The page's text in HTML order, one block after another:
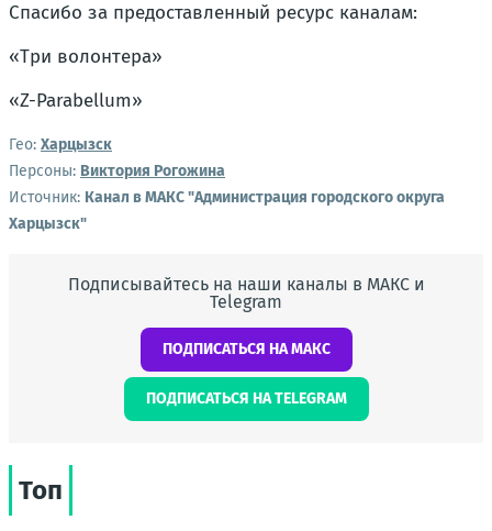
Спасибо за предоставленный ресурс каналам:
«Три волонтера»
«Z-Parabellum»
Гео: Харцызск
Персоны: Виктория Рогожина
Источник: Канал в МАКС "Администрация городского округа
Харцызск"
Подписывайтесь на наши каналы в МАКС и
Telegram
ПОДПИСАТЬСЯ НА МАКС
ПОДПИСАТЬСЯ НА TELEGRAM
Топ